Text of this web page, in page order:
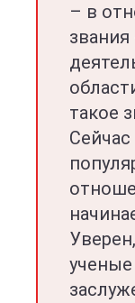
– в
такое